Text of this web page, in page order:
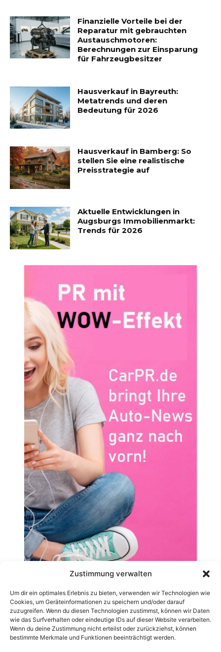
Zustimmung verwalten
Um dir ein optimales Erlebnis zu bieten, verwenden wir Technologien wie
Cookies, um Geräteinformationen zu speichern und/oder darauf
zuzugreifen. Wenn du diesen Technologien zustimmst, können wir Daten
wie das Surfverhalten oder eindeutige IDs auf dieser Website verarbeiten.
Wenn du deine Zustimmung nicht erteilst oder zurückziehst, können
bestimmte Merkmale und Funktionen beeinträchtigt werden.
Finanzielle Vorteile bei der
Reparatur mit gebrauchten
Austauschmotoren:
Berechnungen zur Einsparung
für Fahrzeugbesitzer
Hausverkauf in Bayreuth:
Metatrends und deren
Bedeutung für 2026
Hausverkauf in Bamberg: So
stellen Sie eine realistische
Preisstrategie auf
Aktuelle Entwicklungen in
Augsburgs Immobilienmarkt:
Trends für 2026